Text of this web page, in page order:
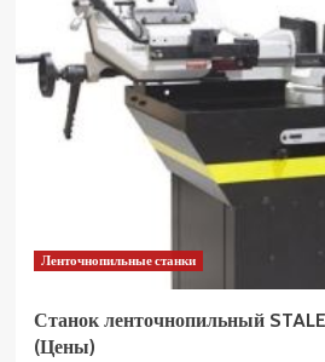
сверлильный
ПУЛЬСАР
СС
350
791-
387
(Цены)
Ленточнопильные станки
Станок ленточнопильный
(Цены)